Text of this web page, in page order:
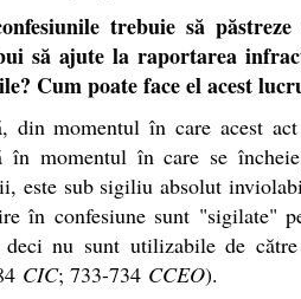
trebuie să
să ajute la raportarea
Cum poate face el acest
din momentul în care acest
în momentul în care se
este sub sigiliu absolut
în confesiune sunt "sigilate"
nu sunt utilizabile de
CIC; 733-734 CCEO).